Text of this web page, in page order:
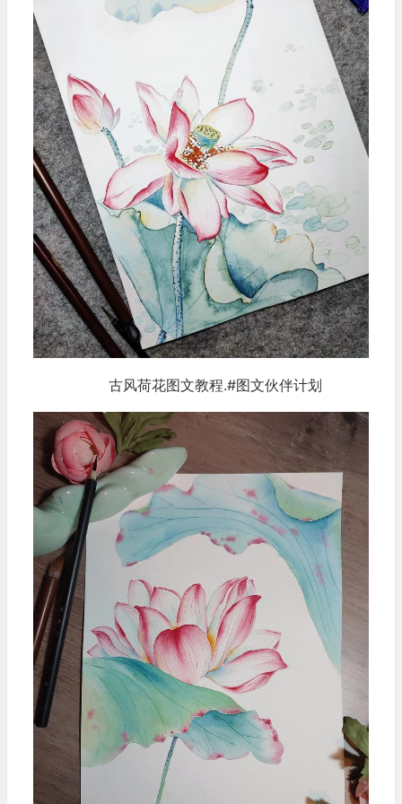
古风荷花图文教程.#图文伙伴计划